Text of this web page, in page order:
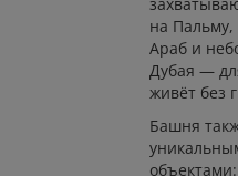
на
Араб и
Дубая —
живёт без
Башня